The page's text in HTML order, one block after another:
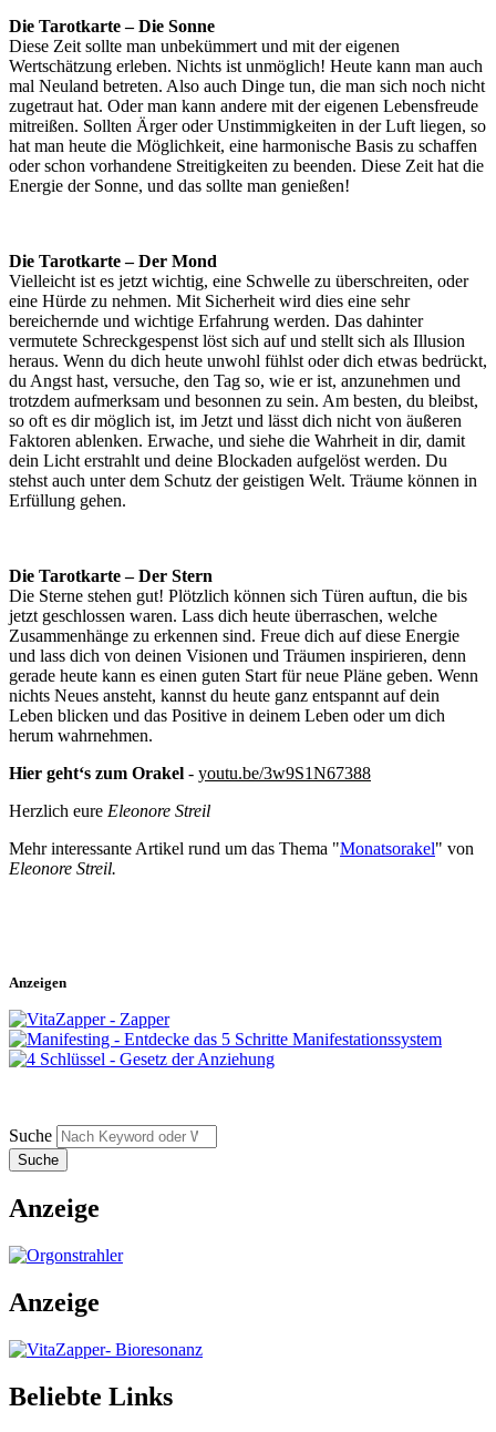
Die Tarotkarte – Die Sonne
Diese Zeit sollte man unbekümmert und mit der eigenen
Wertschätzung erleben. Nichts ist unmöglich! Heute kann man auch
mal Neuland betreten. Also auch Dinge tun, die man sich noch nicht
zugetraut hat. Oder man kann andere mit der eigenen Lebensfreude
mitreißen. Sollten Ärger oder Unstimmigkeiten in der Luft liegen, so
hat man heute die Möglichkeit, eine harmonische Basis zu schaffen
oder schon vorhandene Streitigkeiten zu beenden. Diese Zeit hat die
Energie der Sonne, und das sollte man genießen!
Die Tarotkarte – Der Mond
Vielleicht ist es jetzt wichtig, eine Schwelle zu überschreiten, oder
eine Hürde zu nehmen. Mit Sicherheit wird dies eine sehr
bereichernde und wichtige Erfahrung werden. Das dahinter
vermutete Schreckgespenst löst sich auf und stellt sich als Illusion
heraus. Wenn du dich heute unwohl fühlst oder dich etwas bedrückt,
du Angst hast, versuche, den Tag so, wie er ist, anzunehmen und
trotzdem aufmerksam und besonnen zu sein. Am besten, du bleibst,
so oft es dir möglich ist, im Jetzt und lässt dich nicht von äußeren
Faktoren ablenken. Erwache, und siehe die Wahrheit in dir, damit
dein Licht erstrahlt und deine Blockaden aufgelöst werden. Du
stehst auch unter dem Schutz der geistigen Welt. Träume können in
Erfüllung gehen.
Die Tarotkarte – Der Stern
Die Sterne stehen gut! Plötzlich können sich Türen auftun, die bis
jetzt geschlossen waren. Lass dich heute überraschen, welche
Zusammenhänge zu erkennen sind. Freue dich auf diese Energie
und lass dich von deinen Visionen und Träumen inspirieren, denn
gerade heute kann es einen guten Start für neue Pläne geben. Wenn
nichts Neues ansteht, kannst du heute ganz entspannt auf dein
Leben blicken und das Positive in deinem Leben oder um dich
herum wahrnehmen.
Hier geht‘s zum Orakel - youtu.be/3w9S1N67388
Herzlich eure Eleonore Streil
Mehr interessante Artikel rund um das Thema "Monatsorakel" von
Eleonore Streil.
Anzeigen
Suche
Anzeige
Anzeige
Beliebte Links